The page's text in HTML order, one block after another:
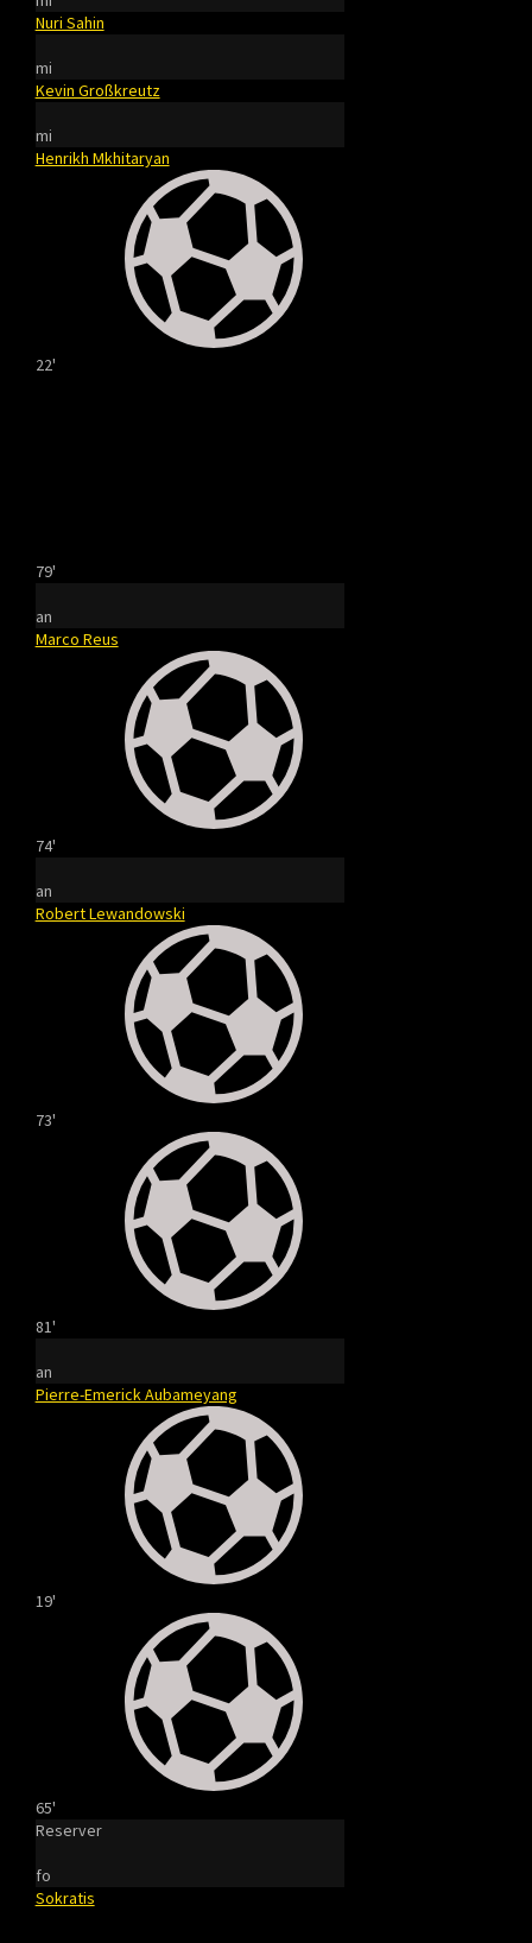
Nuri Sahin
mi
Kevin Großkreutz
mi
Henrikh Mkhitaryan
22'
79'
an
Marco Reus
74'
an
Robert Lewandowski
73'
81'
an
Pierre-Emerick Aubameyang
19'
65'
Reserver
fo
Sokratis